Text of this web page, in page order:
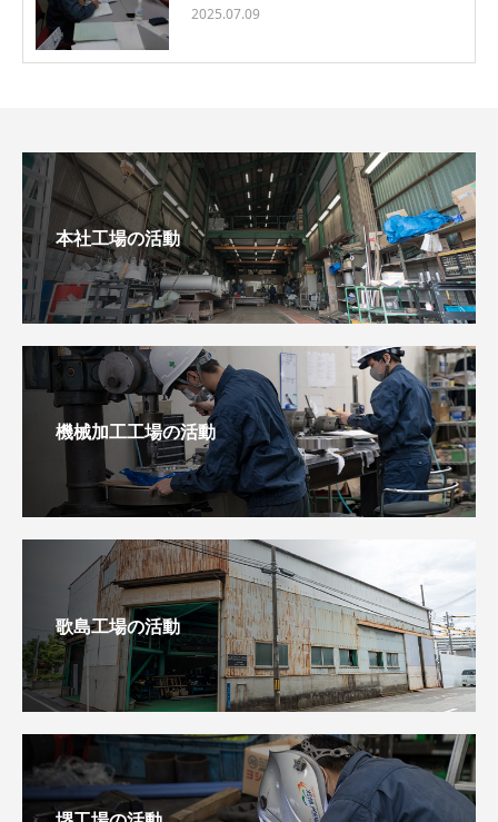
2025.07.09
本社工場の活動
機械加工工場の活動
歌島工場の活動